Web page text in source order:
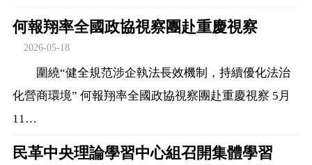
何報翔率全國政協視察團赴重慶視察
2026-05-18
圍繞“健全規范涉企執法長效機制，持續優化法治
化營商環境” 何報翔率全國政協視察團赴重慶視察 5月
11…
民革中央理論學習中心組召開集體學習